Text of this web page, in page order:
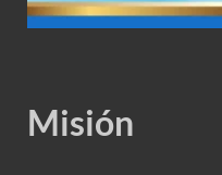
Misión